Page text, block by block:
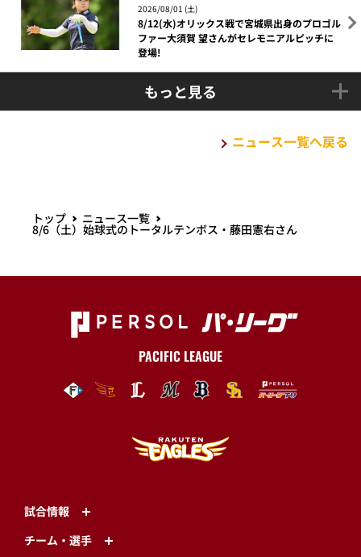
2026/08/01 (土)
8/12(水)オリックス戦で宮城県出身のプロゴル
ファー大須賀 望さんがセレモニアルピッチに
登場!
もっと見る
ニュース一覧へ戻る
トップ ニュース一覧
8/6（土）始球式のトータルテンボス・藤田憲右さん
PACIFIC LEAGUE
試合情報
チーム・選手